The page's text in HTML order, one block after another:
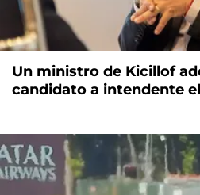
Un ministro de Kicillof
candidato a intendente